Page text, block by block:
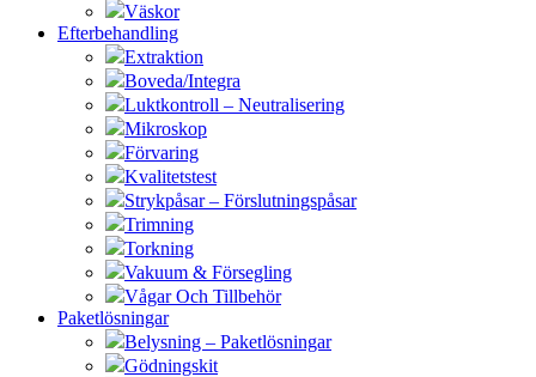
Väskor
Efterbehandling
Extraktion
Boveda/Integra
Luktkontroll – Neutralisering
Mikroskop
Förvaring
Kvalitetstest
Strykpåsar – Förslutningspåsar
Trimning
Torkning
Vakuum & Försegling
Vågar Och Tillbehör
Paketlösningar
Belysning – Paketlösningar
Gödningskit